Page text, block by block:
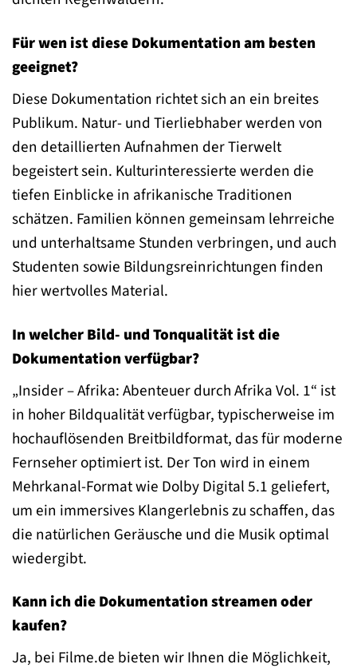
Für wen ist diese Dokumentation am besten
geeignet?
Diese Dokumentation richtet sich an ein breites
Publikum. Natur- und Tierliebhaber werden von
den detaillierten Aufnahmen der Tierwelt
begeistert sein. Kulturinteressierte werden die
tiefen Einblicke in afrikanische Traditionen
schätzen. Familien können gemeinsam lehrreiche
und unterhaltsame Stunden verbringen, und auch
Studenten sowie Bildungsreinrichtungen finden
hier wertvolles Material.
In welcher Bild- und Tonqualität ist die
Dokumentation verfügbar?
„Insider – Afrika: Abenteuer durch Afrika Vol. 1“ ist
in hoher Bildqualität verfügbar, typischerweise im
hochauflösenden Breitbildformat, das für moderne
Fernseher optimiert ist. Der Ton wird in einem
Mehrkanal-Format wie Dolby Digital 5.1 geliefert,
um ein immersives Klangerlebnis zu schaffen, das
die natürlichen Geräusche und die Musik optimal
wiedergibt.
Kann ich die Dokumentation streamen oder
kaufen?
Ja, bei Filme.de bieten wir Ihnen die Möglichkeit,